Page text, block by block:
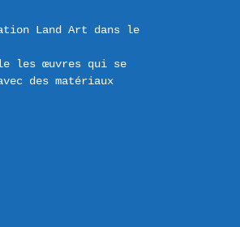
Land Art dans le
les œuvres qui se
des matériaux